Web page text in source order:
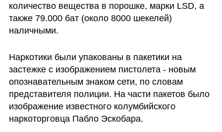
количество вещества в порошке, марки LSD, а
также 79.000 бат (около 8000 шекелей)
наличными.
Наркотики были упакованы в пакетики на
застежке с изображением пистолета - новым
опознавательным знаком сети, по словам
представителя полиции. На части пакетов было
изображение известного колумбийского
наркоторговца Пабло Эскобара.